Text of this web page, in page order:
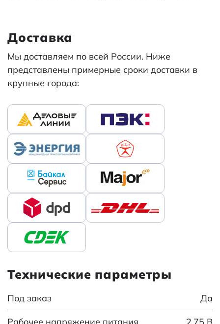
Технические параметры
Под заказ Да
Доставка
Мы доставляем по всей России. Ниже
представлены примерные сроки доставки в
крупные города: